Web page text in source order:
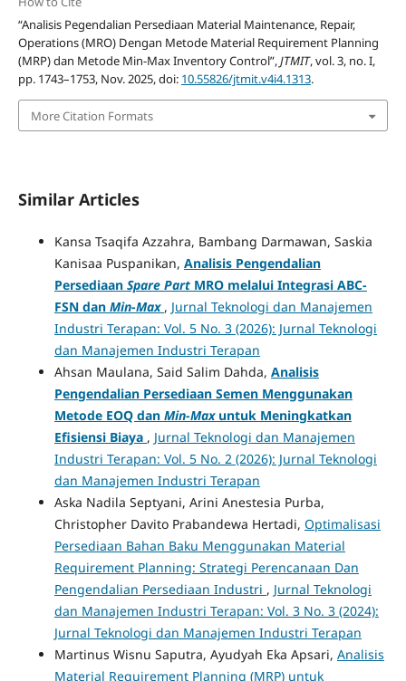
“Analisis Pegendalian Persediaan Material Maintenance, Repair,
Operations (MRO) Dengan Metode Material Requirement Planning
(MRP) dan Metode Min-Max Inventory Control”,JTMIT, vol. 3, no. I,
pp. 1743–1753, Nov. 2025, doi: 10.55826/jtmit.v4i4.1313.
More Citation Formats
Similar Articles
Kansa Tsaqifa Azzahra, Bambang Darmawan, Saskia
Kanisaa Puspanikan, Analisis Pengendalian
Persediaan Spare PartMRO melalui Integrasi ABC-
FSN dan Min-Max , Jurnal Teknologi dan Manajemen
Industri Terapan: Vol. 5 No. 3 (2026): Jurnal Teknologi
dan Manajemen Industri Terapan
Ahsan Maulana, Said Salim Dahda, Analisis
Pengendalian Persediaan Semen Menggunakan
Metode EOQ dan Min-Maxuntuk Meningkatkan
Efisiensi Biaya , Jurnal Teknologi dan Manajemen
Industri Terapan: Vol. 5 No. 2 (2026): Jurnal Teknologi
dan Manajemen Industri Terapan
Aska Nadila Septyani, Arini Anestesia Purba,
Christopher Davito Prabandewa Hertadi, Optimalisasi
Persediaan Bahan Baku Menggunakan Material
Requirement Planning: Strategi Perencanaan Dan
Pengendalian Persediaan Industri , Jurnal Teknologi
dan Manajemen Industri Terapan: Vol. 3 No. 3 (2024):
Jurnal Teknologi dan Manajemen Industri Terapan
Martinus Wisnu Saputra, Ayudyah Eka Apsari, Analisis
Material Requirement Planning (MRP) untuk